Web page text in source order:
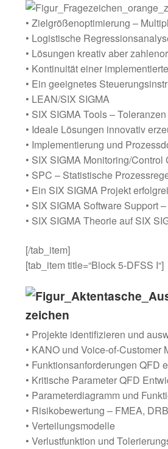
• Zielgrößenoptimierung –
• Logistische
• Lösungen kreativ aber
• Kontinuität einer
• Ein geeignetes
• LEAN/SIX SIGMA
• SIX SIGMA Tools –
• Ideale Lösungen innovativ
• Implementierung und
• SIX SIGMA Monitoring/
• SPC – Statistische
• Ein SIX SIGMA Projekt
• SIX SIGMA Software Support
• SIX SIGMA Theorie auf SIX
[/tab_item]
[tab_item title=“Block 5-DFSS I“]
• Projekte identifizieren und
• KANO und Voice-of-Customer
• Funktionsanforderungen QFD
• Kritische Parameter QFD
• Parameterdiagramm und
• Risikobewertung – FMEA,
• Verteilungsmodelle
• Verlustfunktion und